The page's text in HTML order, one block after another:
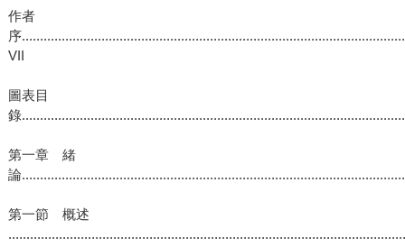
作者
序
VII
圖表目
錄
第一章 緒
論
第一節 概述